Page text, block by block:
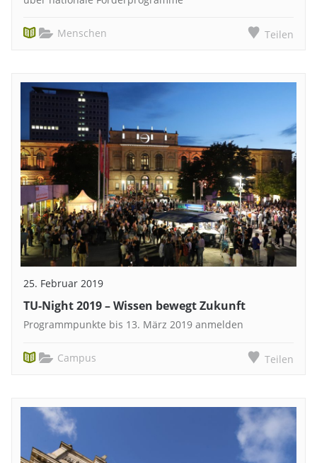
Menschen Teilen
25. Februar 2019
TU-Night 2019 – Wissen bewegt Zukunft
Programmpunkte bis 13. März 2019 anmelden
Campus Teilen